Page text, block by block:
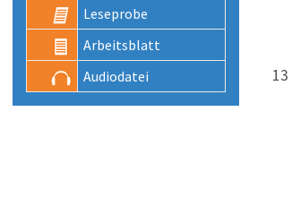
Lese­probe
Arbeits­blatt
Audio­datei
13